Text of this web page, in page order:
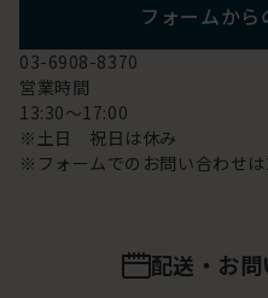
フォームか
03-6908-8370
営業時間
13:30～17:00
※土日 祝日は休み
※フォームでのお問い合わせは
配送・お